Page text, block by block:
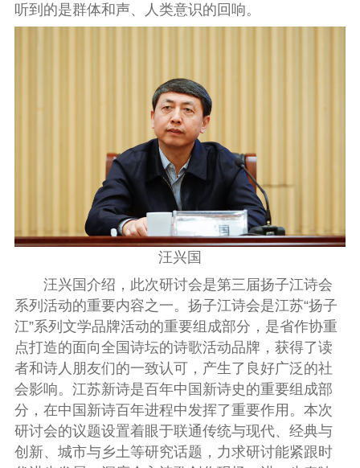
听到的是群体和声、人类意识的回响。
汪兴国
汪兴国介绍，此次研讨会是第三届扬子江诗会
系列活动的重要内容之一。扬子江诗会是江苏“扬子
江”系列文学品牌活动的重要组成部分，是省作协重
点打造的面向全国诗坛的诗歌活动品牌，获得了读
者和诗人朋友们的一致认可，产生了良好广泛的社
会影响。江苏新诗是百年中国新诗史的重要组成部
分，在中国新诗百年进程中发挥了重要作用。本次
研讨会的议题设置着眼于联通传统与现代、经典与
创新、城市与乡土等研究话题，力求研讨能紧跟时